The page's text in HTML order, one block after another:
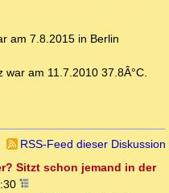
am 7.8.2015 in Berlin
am 11.7.2010 37.8Â°C.
RSS-Feed dieser Diskussion
Sitzt schon jemand in der